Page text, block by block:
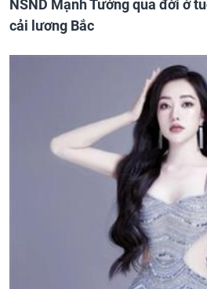
NSND Mạnh Tưởng qua đời ở
cải lương Bắc